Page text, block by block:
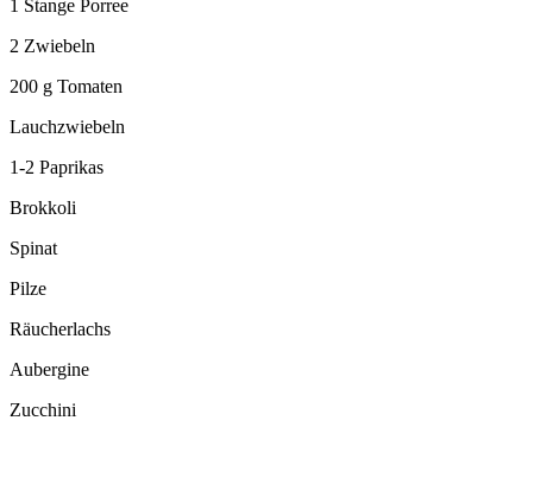
1 Stange Porree
2 Zwiebeln
200 g Tomaten
Lauchzwiebeln
1-2 Paprikas
Brokkoli
Spinat
Pilze
Räucherlachs
Aubergine
Zucchini